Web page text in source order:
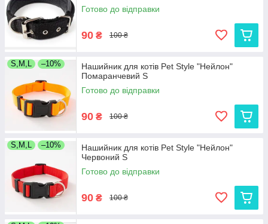
Готово до відправки
90 ₴ 100 ₴
S,M,L –10%
Нашийник для котів Pet Style "Нейлон"
Помаранчевий S
Готово до відправки
90 ₴ 100 ₴
S,M,L –10%
Нашийник для котів Pet Style "Нейлон"
Червоний S
Готово до відправки
90 ₴ 100 ₴